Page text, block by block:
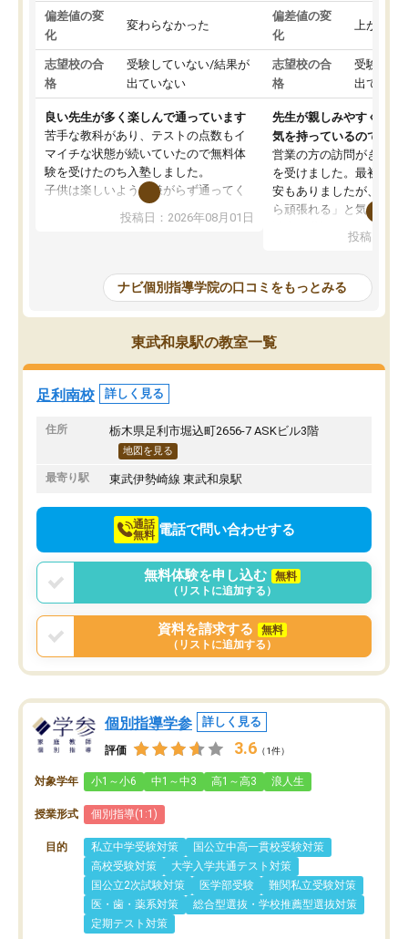
偏差値の変
化
変わらなかった
志望校の合
格
受験していない/結果が
出ていない
良い先生が多く楽しんで通っています
苦手な教科があり、テストの点数もイ
マイチな状態が続いていたので無料体
験を受けたのち入塾しました。
子供は楽しいようで嫌がらず通ってく
先生は良い方が多く、いつも笑顔で対
教室は少し狭い印象なので夜の時間帯
など生徒さんが多い時間帯は手狭では
ないかな？と感じます。
また駅前にあるのでアクセスは良いで
すが駐車場がないのでお迎えの際に近
隣のコインパーキングを利用または路
上駐車をするしかない点が少し不便で
投稿日：2026年08月01日
偏差値の変
化
上がった
志望校の合
格
受験して
出ていな
先生が親しみやすく勉強
気を持っているので安心
営業の方の訪問がきっか
を受けました。最初は続
安もありましたが、子ど
ら頑張れる」と気に入り
ても分かりやすく、学
方を丁寧に教えてくださ
が深まっていると感じま
熱心で、一人ひとりの苦
握し、復習や講習を通し
前より勉強に前向きに取
りたいと思える塾です。
投稿日：
ナビ個別指導学院の口コミをもっとみる
東武和泉駅の教室一覧
足利南校 詳しく見る
住所 栃木県足利市堀込町2656-7 ASKビル3階
地図を見る
最寄り駅 東武伊勢崎線 東武和泉駅
通話
無料 電話で問い合わせする
無料体験を申し込む
無料
（リストに追加する）
資料を請求する
無料
（リストに追加する）
個別指導学参 詳しく見る
評価 3.6 （1件）
対象学年 小1～小6 中1～中3 高1～高3 浪人生
授業形式 個別指導(1:1)
目的 私立中学受験対策
国公立中高一貫校受験対策
高校受験対策
大学入学共通テスト対策
国公立2次試験対策
医学部受験
難関私立受験対策
医・歯・薬系対策
総合型選抜・学校推薦型選抜対策
定期テスト対策